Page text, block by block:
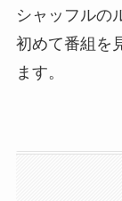
シャッフルの
初めて番組を
ます。